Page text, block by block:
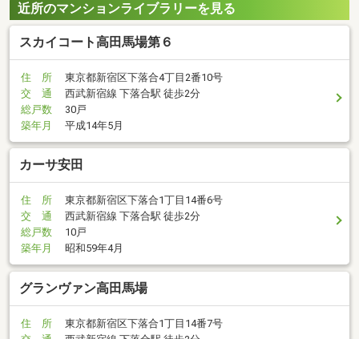
近所のマンションライブラリーを見る
スカイコート高田馬場第６
住 所
東京都新宿区下落合4丁目2番10号
交 通
西武新宿線 下落合駅 徒歩2分
総戸数
30戸
築年月
平成14年5月
カーサ安田
住 所
東京都新宿区下落合1丁目14番6号
交 通
西武新宿線 下落合駅 徒歩2分
総戸数
10戸
築年月
昭和59年4月
グランヴァン高田馬場
住 所
東京都新宿区下落合1丁目14番7号